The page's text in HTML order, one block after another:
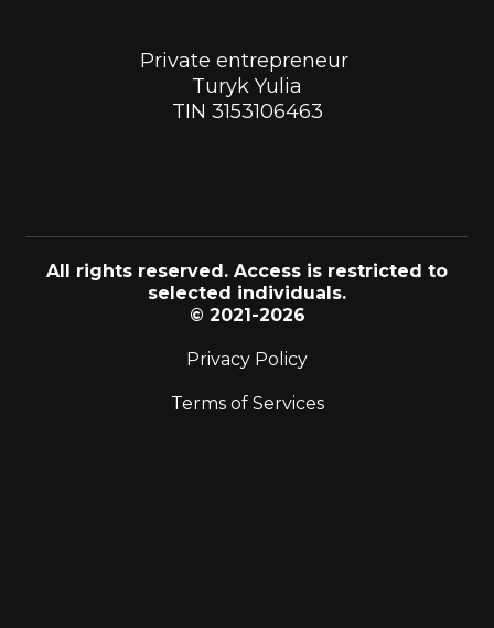
Private entrepreneur
Turyk Yulia
TIN 3153106463
All rights reserved. Access is restricted to
selected individuals.
© 2021-2026
Privacy Policy
Terms of Services